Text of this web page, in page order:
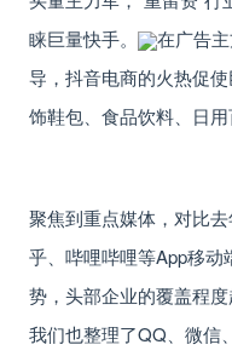
睐巨量快手。
在广告
导，抖音电商的火热促
饰鞋包、食品饮料、日用
聚焦到重点媒体，对比
乎、哔哩哔哩等App移
势，头部企业的覆盖程度
我们也整理了QQ、微信